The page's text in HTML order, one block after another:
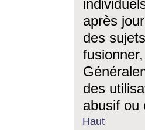
après
des
des
abusif ou
Haut